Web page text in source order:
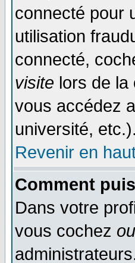
connecté pour
utilisation
connecté,
visite lors de la
vous accédez
université, etc.).
Revenir en
Comment
Dans votre
vous cochez